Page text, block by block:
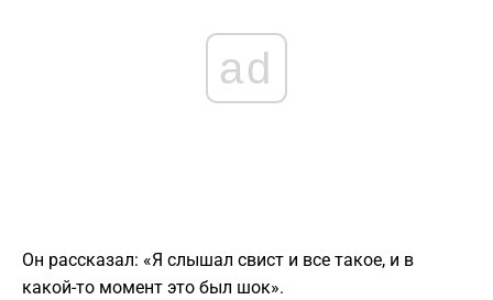
ad
Он рассказал: «Я слышал свист и все такое, и в
какой-то момент это был шок».